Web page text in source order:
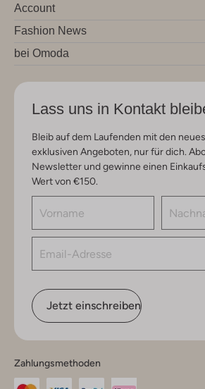
Account
Fashion News
bei Omoda
Lass uns in Kontakt
Bleib auf dem Laufenden mit den
exklusiven Angeboten, nur für dich.
Newsletter und gewinne einen
Wert von €150.
Jetzt einschreiben
Zahlungsmethoden